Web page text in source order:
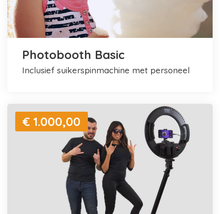
Photobooth Basic
inclusief suikerspinmachine met personeel
€ 1.000,00